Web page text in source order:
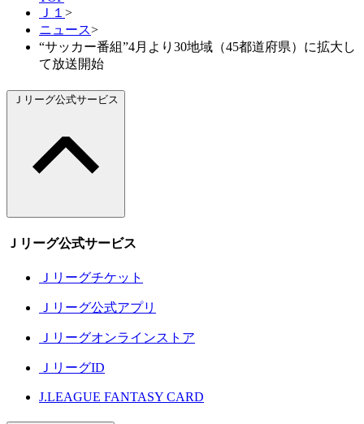
Ｊ１ >
ニュース>
“サッカー番組”4月より30地域（45都道府県）に拡大し
て放送開始
Ｊリーグ公式サービス
Ｊリーグ公式サービス
Ｊリーグチケット
Ｊリーグ公式アプリ
Ｊリーグオンラインストア
ＪリーグID
J.LEAGUE FANTASY CARD